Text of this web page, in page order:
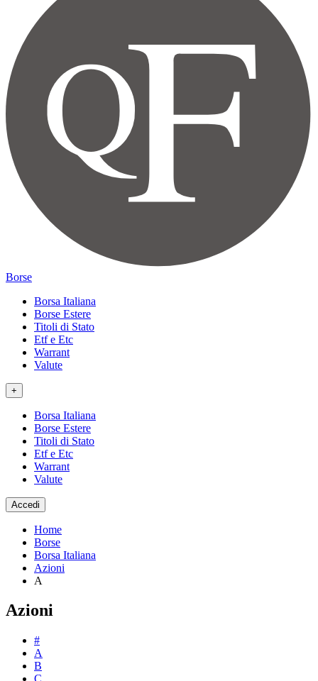
Borse
Borsa Italiana
Borse Estere
Titoli di Stato
Etf e Etc
Warrant
Valute
+
Borsa Italiana
Borse Estere
Titoli di Stato
Etf e Etc
Warrant
Valute
Accedi
Home
Borse
Borsa Italiana
Azioni
A
Azioni
#
A
B